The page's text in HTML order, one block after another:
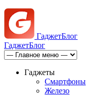
ГаджетБлог
ГаджетБлог
Гаджеты
Смартфоны
Железо